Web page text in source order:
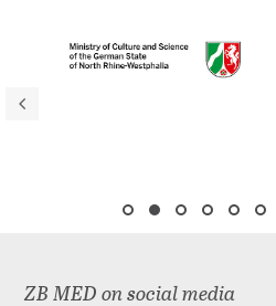
ZB MED on social media